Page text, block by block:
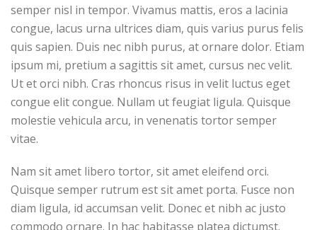
semper nisl in tempor. Vivamus mattis, eros a lacinia
congue, lacus urna ultrices diam, quis varius purus felis
quis sapien. Duis nec nibh purus, at ornare dolor. Etiam
ipsum mi, pretium a sagittis sit amet, cursus nec velit.
Ut et orci nibh. Cras rhoncus risus in velit luctus eget
congue elit congue. Nullam ut feugiat ligula. Quisque
molestie vehicula arcu, in venenatis tortor semper
vitae.
Nam sit amet libero tortor, sit amet eleifend orci.
Quisque semper rutrum est sit amet porta. Fusce non
diam ligula, id accumsan velit. Donec et nibh ac justo
commodo ornare. In hac habitasse platea dictumst.